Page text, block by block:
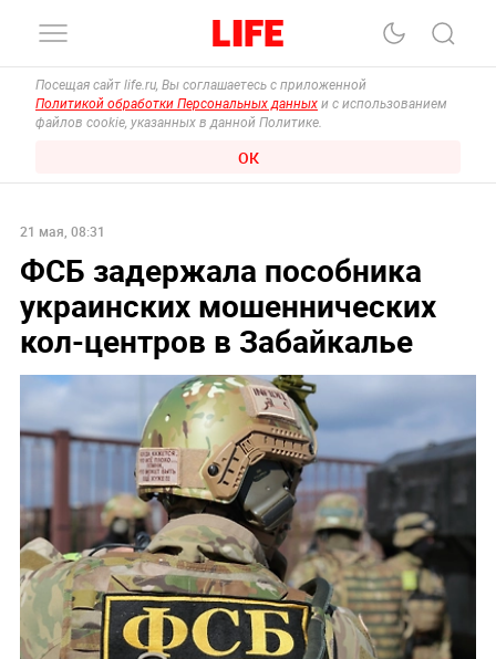
Посещая сайт life.ru, Вы соглашаетесь с приложенной
Политикой обработки Персональных данных и с использованием
файлов cookie, указанных в данной Политике.
ОК
21 мая, 08:31
ФСБ задержала пособника
украинских мошеннических
кол-центров в Забайкалье